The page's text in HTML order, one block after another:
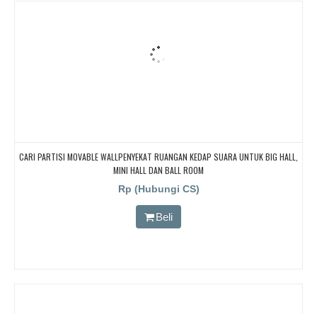
CARI PARTISI MOVABLE WALLPENYEKAT RUANGAN KEDAP SUARA UNTUK BIG HALL,
MINI HALL DAN BALL ROOM
Rp (Hubungi CS)
Beli